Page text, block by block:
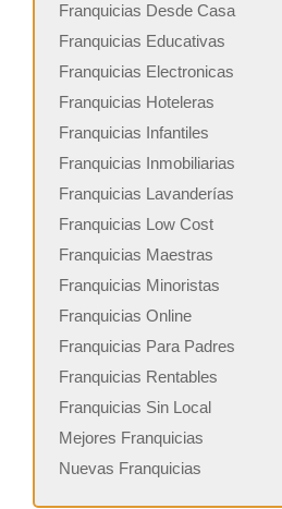
Franquicias Desde Casa
Franquicias Educativas
Franquicias Electronicas
Franquicias Hoteleras
Franquicias Infantiles
Franquicias Inmobiliarias
Franquicias Lavanderías
Franquicias Low Cost
Franquicias Maestras
Franquicias Minoristas
Franquicias Online
Franquicias Para Padres
Franquicias Rentables
Franquicias Sin Local
Mejores Franquicias
Nuevas Franquicias